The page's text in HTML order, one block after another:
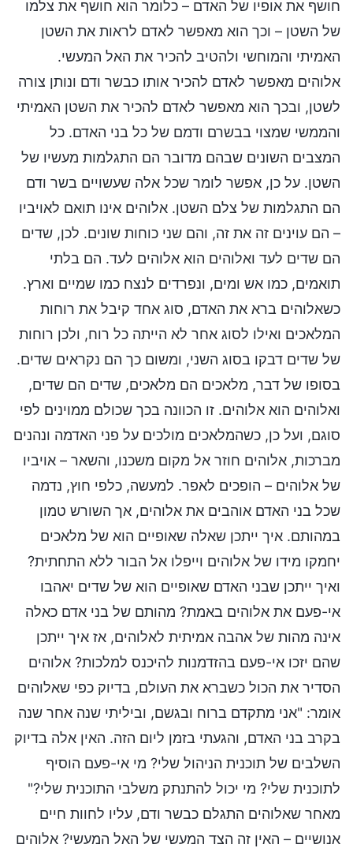
חושף את אופיו של האדם – כלומר הוא חושף את צלמו
של השטן – וכך הוא מאפשר לאדם לראות את השטן
האמיתי והמוחשי ולהטיב להכיר את האל המעשי.
אלוהים מאפשר לאדם להכיר אותו כבשר ודם ונותן צורה
לשטן, ובכך הוא מאפשר לאדם להכיר את השטן האמיתי
והממשי שמצוי בבשרם ודמם של כל בני האדם. כל
המצבים השונים שבהם מדובר הם התגלמות מעשיו של
השטן. על כן, אפשר לומר שכל אלה שעשויים בשר ודם
הם התגלמות של צלם השטן. אלוהים אינו תואם לאויביו
– הם עוינים זה את זה, והם שני כוחות שונים. לכן, שדים
הם שדים לעד ואלוהים הוא אלוהים לעד. הם בלתי
תואמים, כמו אש ומים, ונפרדים לנצח כמו שמיים וארץ.
כשאלוהים ברא את האדם, סוג אחד קיבל את רוחות
המלאכים ואילו לסוג אחר לא הייתה כל רוח, ולכן רוחות
של שדים דבקו בסוג השני, ומשום כך הם נקראים שדים.
בסופו של דבר, מלאכים הם מלאכים, שדים הם שדים,
ואלוהים הוא אלוהים. זו הכוונה בכך שכולם ממוינים לפי
סוגם, ועל כן, כשהמלאכים מולכים על פני האדמה ונהנים
מברכות, אלוהים חוזר אל מקום משכנו, והשאר – אויביו
של אלוהים – הופכים לאפר. למעשה, כלפי חוץ, נדמה
שכל בני האדם אוהבים את אלוהים, אך השורש טמון
במהותם. איך ייתכן שאלה שאופיים הוא של מלאכים
יחמקו מידו של אלוהים וייפלו אל הבור ללא התחתית?
ואיך ייתכן שבני האדם שאופיים הוא של שדים יאהבו
אי-פעם את אלוהים באמת? מהותם של בני אדם כאלה
אינה מהות של אהבה אמיתית לאלוהים, אז איך ייתכן
שהם יזכו אי-פעם בהזדמנות להיכנס למלכות? אלוהים
הסדיר את הכול כשברא את העולם, בדיוק כפי שאלוהים
אומר: "אני מתקדם ברוח ובגשם, וביליתי שנה אחר שנה
בקרב בני האדם, והגעתי בזמן ליום הזה. האין אלה בדיוק
השלבים של תוכנית הניהול שלי? מי אי-פעם הוסיף
לתוכנית שלי? מי יכול להתנתק משלבי התוכנית שלי?"
מאחר שאלוהים התגלם כבשר ודם, עליו לחוות חיים
אנושיים – האין זה הצד המעשי של האל המעשי? אלוהים